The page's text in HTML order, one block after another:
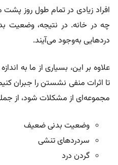
افراد زیادی در تمام طول روز
چه در خانه. در نتیجه، وضعیت
دردهایی به‌وجود می‌آیند.
علاوه بر این، بسیاری از ما به
تا اثرات منفی نشستن را جبران
مجموعه‌ای از مشکلات شود، از
وضعیت بدنی ضعیف
سردردهای تنشی
گردن درد